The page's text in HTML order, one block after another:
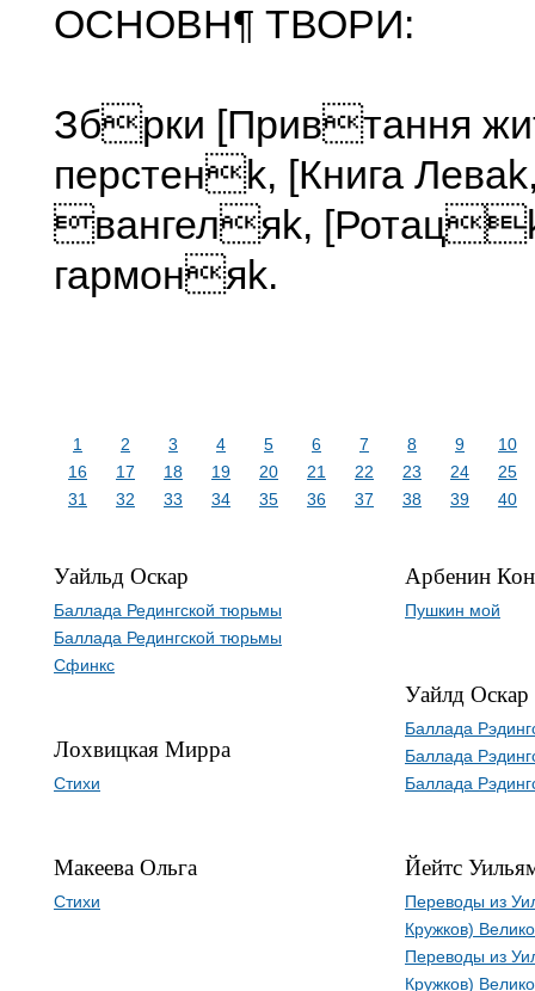
ОСНОВН¶ ТВОРИ:
Збрки [Привтання
перстенk, [Книга
вангеляk,
гармоняk.
1 2 3 4 5 6 7 8 9
10
16
17 18 19 20 21 22 23 24
25
31
32 33 34 35 36 37 38 39 40
Уайльд Оскар
Баллада Редингской тюрьмы
Баллада Редингской тюрьмы
Сфинкс
Лохвицкая Мирра
Стихи
Макеева Ольга
Стихи
Арбенин
Пушкин мой
Уайлд Оскар
Баллада
Баллада
Баллада
Йейтс
Переводы из
Кружков)
Переводы из
Кружков)